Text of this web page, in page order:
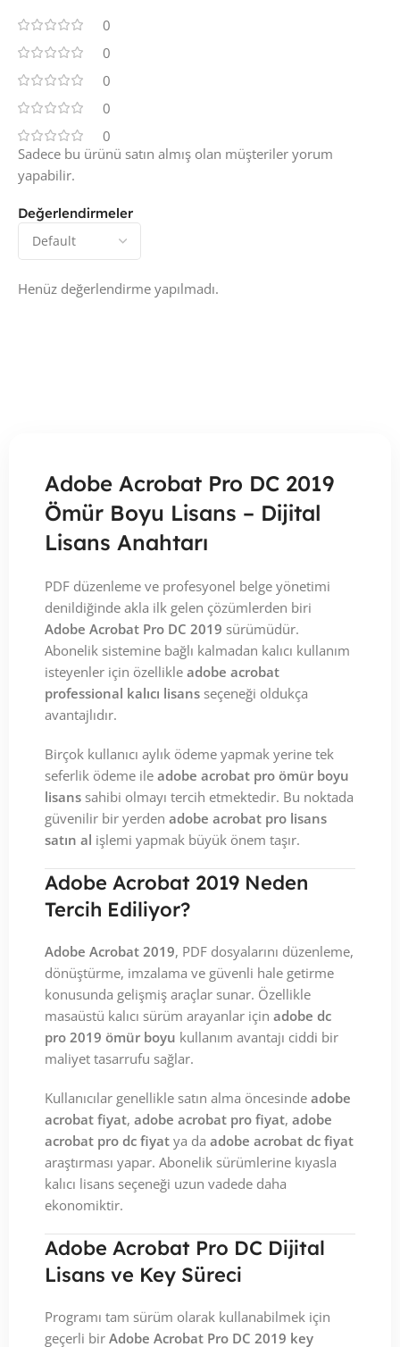
0
0
0
0
0
Değerlendirmeler
Henüz değerlendirme yapılmadı.
Sadece bu ürünü satın almış olan müşteriler yorum
yapabilir.
Adobe Acrobat Pro DC 2019
Ömür Boyu Lisans – Dijital
Lisans Anahtarı
PDF düzenleme ve profesyonel belge yönetimi
denildiğinde akla ilk gelen çözümlerden biri
Adobe Acrobat Pro DC 2019 sürümüdür.
Abonelik sistemine bağlı kalmadan kalıcı kullanım
isteyenler için özellikle adobe acrobat
professional kalıcı lisans seçeneği oldukça
avantajlıdır.
Birçok kullanıcı aylık ödeme yapmak yerine tek
seferlik ödeme ile adobe acrobat pro ömür boyu
lisans sahibi olmayı tercih etmektedir. Bu noktada
güvenilir bir yerden adobe acrobat pro lisans
satın al işlemi yapmak büyük önem taşır.
Adobe Acrobat 2019 Neden
Tercih Ediliyor?
Adobe Acrobat 2019, PDF dosyalarını düzenleme,
dönüştürme, imzalama ve güvenli hale getirme
konusunda gelişmiş araçlar sunar. Özellikle
masaüstü kalıcı sürüm arayanlar için adobe dc
pro 2019 ömür boyu kullanım avantajı ciddi bir
maliyet tasarrufu sağlar.
Kullanıcılar genellikle satın alma öncesinde adobe
acrobat fiyat, adobe acrobat pro fiyat, adobe
acrobat pro dc fiyat ya da adobe acrobat dc fiyat
araştırması yapar. Abonelik sürümlerine kıyasla
kalıcı lisans seçeneği uzun vadede daha
ekonomiktir.
Adobe Acrobat Pro DC Dijital
Lisans ve Key Süreci
Programı tam sürüm olarak kullanabilmek için
geçerli bir Adobe Acrobat Pro DC 2019 key